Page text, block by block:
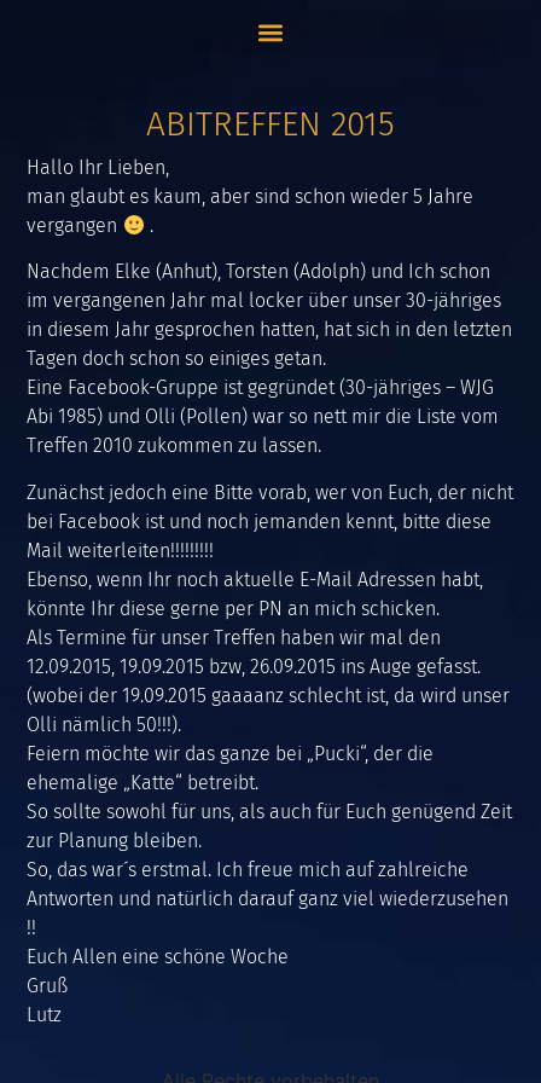
ABITREFFEN 2015
Hallo Ihr Lieben,
man glaubt es kaum, aber sind schon wieder 5 Jahre
vergangen
.
Nachdem Elke (Anhut), Torsten (Adolph) und Ich schon
im vergangenen Jahr mal locker über unser 30-jähriges
in diesem Jahr gesprochen hatten, hat sich in den letzten
Tagen doch schon so einiges getan.
Eine Facebook-Gruppe ist gegründet (30-jähriges – WJG
Abi 1985) und Olli (Pollen) war so nett mir die Liste vom
Treffen 2010 zukommen zu lassen.
Zunächst jedoch eine Bitte vorab, wer von Euch, der nicht
bei Facebook ist und noch jemanden kennt, bitte diese
Mail weiterleiten!!!!!!!!!
Ebenso, wenn Ihr noch aktuelle E-Mail Adressen habt,
könnte Ihr diese gerne per PN an mich schicken.
Als Termine für unser Treffen haben wir mal den
12.09.2015, 19.09.2015 bzw, 26.09.2015 ins Auge gefasst.
(wobei der 19.09.2015 gaaaanz schlecht ist, da wird unser
Olli nämlich 50!!!).
Feiern möchte wir das ganze bei „Pucki“, der die
ehemalige „Katte“ betreibt.
So sollte sowohl für uns, als auch für Euch genügend Zeit
zur Planung bleiben.
So, das war´s erstmal. Ich freue mich auf zahlreiche
Antworten und natürlich darauf ganz viel wiederzusehen
!!
Euch Allen eine schöne Woche
Gruß
Lutz